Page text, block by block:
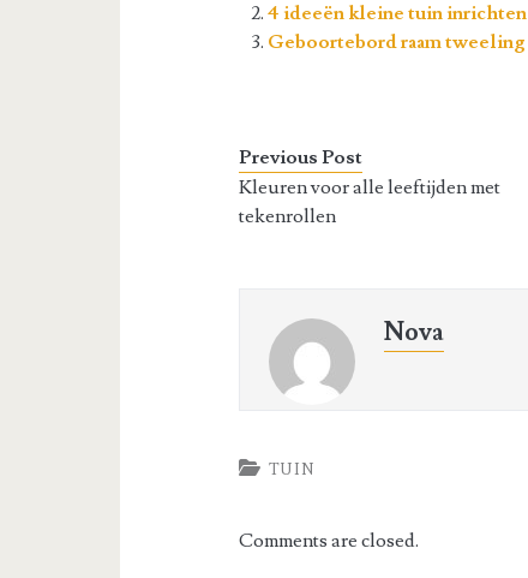
4 ideeën kleine tuin inrichten
Geboortebord raam tweeling
Previous Post
Kleuren voor alle leeftijden met
tekenrollen
Nova
TUIN
Comments are closed.